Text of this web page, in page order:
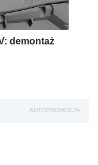
demontaż
AUTOPROMOCJA